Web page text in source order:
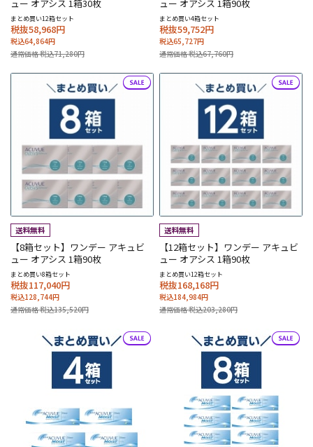
ュー オアシス 1箱30枚
まとめ買い12箱セット
税抜58,968円
税込64,864円
通常価格 税込71,280円
ュー オアシス 1箱90枚
まとめ買い4箱セット
税抜59,752円
税込65,727円
通常価格 税込67,760円
【8箱セット】ワンデー アキュビ
ュー オアシス 1箱90枚
まとめ買い8箱セット
税抜117,040円
税込128,744円
通常価格 税込135,520円
【12箱セット】ワンデー アキュビ
ュー オアシス 1箱90枚
まとめ買い12箱セット
税抜168,168円
税込184,984円
通常価格 税込203,280円